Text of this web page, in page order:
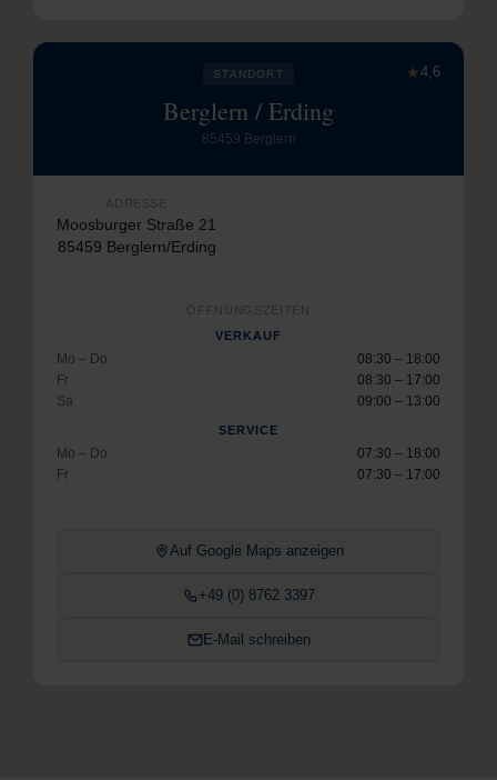
★4,6
STANDORT
Berglern / Erding
85459 Berglern
ADRESSE
Moosburger Straße 21
85459 Berglern/Erding
ÖFFNUNGSZEITEN
VERKAUF
Mo – Do
08:30 – 18:00
Fr
08:30 – 17:00
Sa
09:00 – 13:00
SERVICE
Mo – Do
07:30 – 18:00
Fr
07:30 – 17:00
Auf Google Maps anzeigen
+49 (0) 8762 3397
E-Mail schreiben